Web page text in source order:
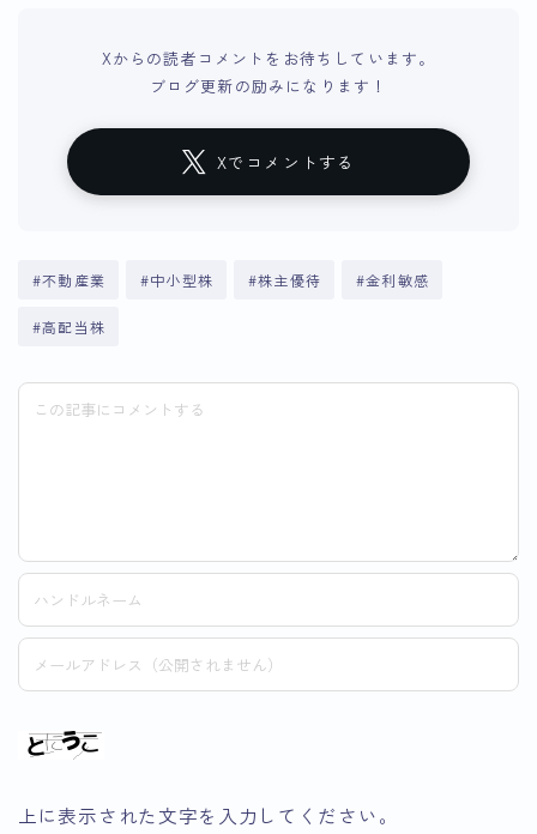
Xからの読者コメントをお待ちしています。
ブログ更新の励みになります！
Xでコメントする
#不動産業 #中小型株 #株主優待 #金利敏感
#高配当株
上に表示された文字を入力してください。